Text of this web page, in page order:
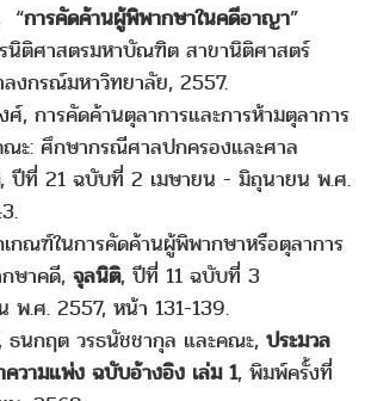
“การคัดค้านผู้พิพากษาในคดีอาญา”
นิติศาสตรมหาบัณฑิต สาขานิติศาสตร์
งกรณ์มหาวิทยาลัย, 2557.
การคัดค้านตุลาการและการห้ามตุลาการ
ณะ: ศึกษากรณีศาลปกครองและศาล
, ปีที่ 21 ฉบับที่ 2 เมษายน - มิถุนายน พ.ศ.
กณฑ์ในการคัดค้านผู้พิพากษาหรือตุลาการ
ษาคดี, จุลนิติ, ปีที่ 11 ฉบับที่ 3
.ศ. 2557, หน้า 131-139.
นกฤต วรธนัชชากุล และคณะ, ประมวล
วามแพ่ง ฉบับอ้างอิง เล่ม 1, พิมพ์ครั้งที่